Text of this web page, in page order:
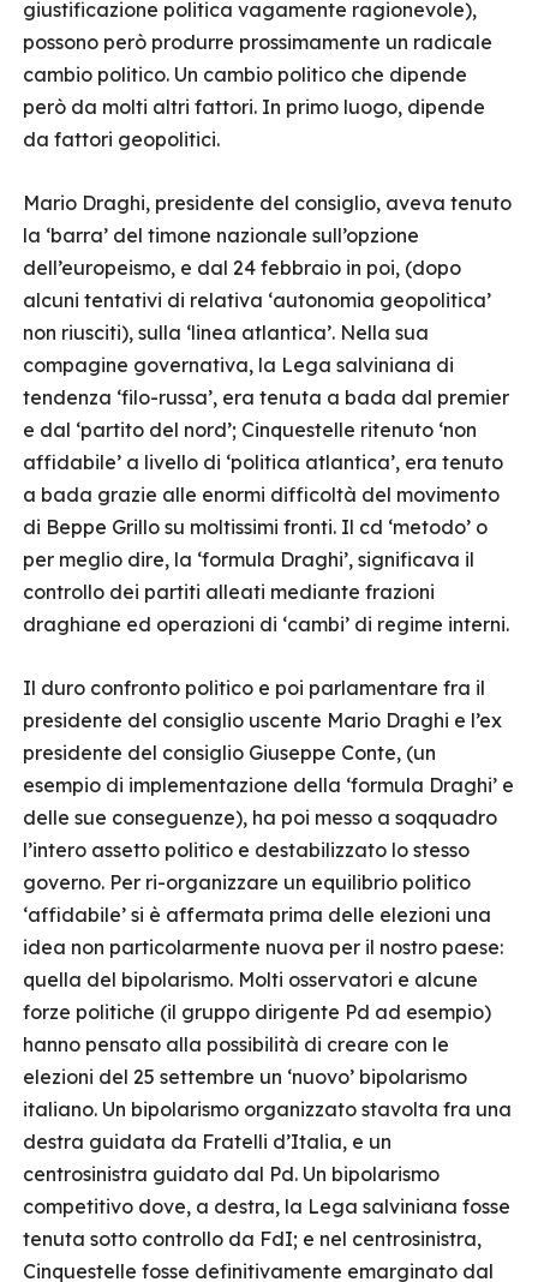
giustificazione politica vagamente ragionevole),
possono però produrre prossimamente un radicale
cambio politico. Un cambio politico che dipende
però da molti altri fattori. In primo luogo, dipende
da fattori geopolitici.
Mario Draghi, presidente del consiglio, aveva tenuto
la ‘barra’ del timone nazionale sull’opzione
dell’europeismo, e dal 24 febbraio in poi, (dopo
alcuni tentativi di relativa ‘autonomia geopolitica’
non riusciti), sulla ‘linea atlantica’. Nella sua
compagine governativa, la Lega salviniana di
tendenza ‘filo-russa’, era tenuta a bada dal premier
e dal ‘partito del nord’; Cinquestelle ritenuto ‘non
affidabile’ a livello di ‘politica atlantica’, era tenuto
a bada grazie alle enormi difficoltà del movimento
di Beppe Grillo su moltissimi fronti. Il cd ‘metodo’ o
per meglio dire, la ‘formula Draghi’, significava il
controllo dei partiti alleati mediante frazioni
draghiane ed operazioni di ‘cambi’ di regime interni.
Il duro confronto politico e poi parlamentare fra il
presidente del consiglio uscente Mario Draghi e l’ex
presidente del consiglio Giuseppe Conte, (un
esempio di implementazione della ‘formula Draghi’ e
delle sue conseguenze), ha poi messo a soqquadro
l’intero assetto politico e destabilizzato lo stesso
governo. Per ri-organizzare un equilibrio politico
‘affidabile’ si è affermata prima delle elezioni una
idea non particolarmente nuova per il nostro paese:
quella del bipolarismo. Molti osservatori e alcune
forze politiche (il gruppo dirigente Pd ad esempio)
hanno pensato alla possibilità di creare con le
elezioni del 25 settembre un ‘nuovo’ bipolarismo
italiano. Un bipolarismo organizzato stavolta fra una
destra guidata da Fratelli d’Italia, e un
centrosinistra guidato dal Pd. Un bipolarismo
competitivo dove, a destra, la Lega salviniana fosse
tenuta sotto controllo da FdI; e nel centrosinistra,
Cinquestelle fosse definitivamente emarginato dal